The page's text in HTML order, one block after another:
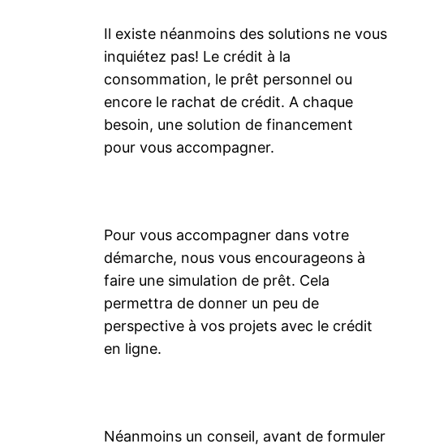
Il existe néanmoins des solutions ne vous
inquiétez pas! Le crédit à la
consommation, le prêt personnel ou
encore le rachat de crédit. A chaque
besoin, une solution de financement
pour vous accompagner.
Pour vous accompagner dans votre
démarche, nous vous encourageons à
faire une simulation de prêt. Cela
permettra de donner un peu de
perspective à vos projets avec le crédit
en ligne.
Néanmoins un conseil, avant de formuler